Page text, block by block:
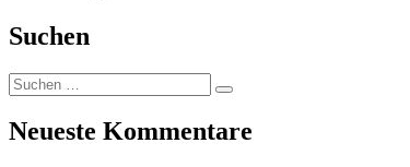
Suchen
Suchen
nach:
Suchen
Neueste Kommentare